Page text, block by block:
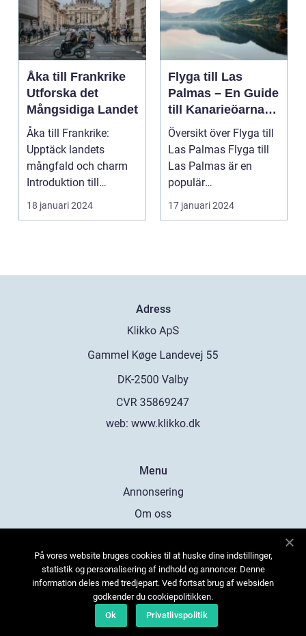
Åka till Frankrike
Utforska det
Mångsidiga Landet
Åka till Frankrike:
Upptäck landets
mångfald och charm
Introduktion till
Frankrike och dess
popular...
18 januari 2024
Flyga till Las
Palmas – En Guide
till Kanarieöarnas
Pärla
Översikt över Flyga till
Las Palmas Flyga till
Las Palmas är en
populär
semesterdestination
för män...
17 januari 2024
Adress
web: www.klikko.dk
Menu
Annonsering
Om oss
Kontakta oss
Sitemap
På vores website bruges cookies til at huske dine indstillinger,
statistik og personalisering af indhold og annoncer. Denne
information deles med tredjepart. Ved fortsat brug af websiden
godkender du cookiepolitikken.
Ok
Privatlivspolitik